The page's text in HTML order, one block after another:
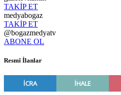
TAKİP ET
medyabogaz
TAKİP ET
@bogazmedyatv
ABONE OL
Resmî İlanlar